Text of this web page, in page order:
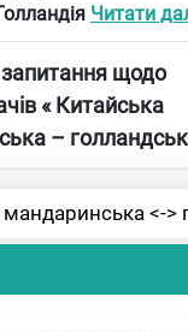
Читати
щодо
« Китайська
–
<->